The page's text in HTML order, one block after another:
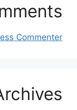
Commenter